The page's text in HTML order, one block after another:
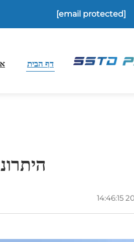
[email protected]
דף הבית